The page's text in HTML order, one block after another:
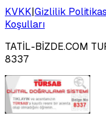
KVKK|Gizlilik
Koşulları
TATİL-BİZDE.COM
8337